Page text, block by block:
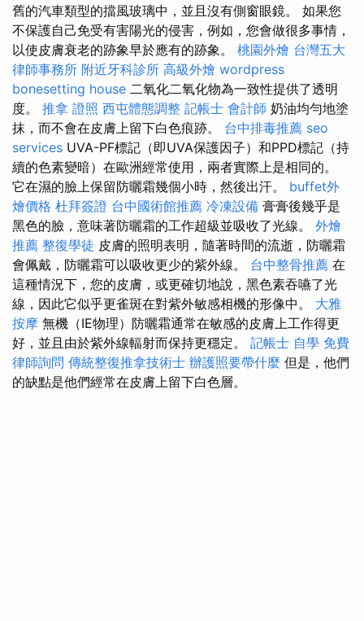
舊的汽車類型的擋風玻璃中，並且沒有側窗眼鏡。 如果您
不保護自己免受有害陽光的侵害，例如，您會做很多事情，
以使皮膚衰老的跡象早於應有的跡象。 桃園外燴 台灣五大
律師事務所 附近牙科診所 高級外燴 wordpress
bonesetting house 二氧化二氧化物為一致性提供了透明
度。 推拿 證照 西屯體態調整 記帳士 會計師 奶油均勻地塗
抹，而不會在皮膚上留下白色痕跡。 台中排毒推薦 seo
services UVA-PF標記（即UVA保護因子）和PPD標記（持
續的色素變暗）在歐洲經常使用，兩者實際上是相同的。
它在濕的臉上保留防曬霜幾個小時，然後出汗。 buffet外
燴價格 杜拜簽證 台中國術館推薦 冷凍設備 膏膏後幾乎是
黑色的臉，意味著防曬霜的工作超級並吸收了光線。 外燴
推薦 整復學徒 皮膚的照明表明，隨著時間的流逝，防曬霜
會佩戴，防曬霜可以吸收更少的紫外線。 台中整骨推薦 在
這種情況下，您的皮膚，或更確切地說，黑色素吞嚥了光
線，因此它似乎更雀斑在對紫外敏感相機的形像中。 大雅
按摩 無機（IE物理）防曬霜通常在敏感的皮膚上工作得更
好，並且由於紫外線輻射而保持更穩定。 記帳士 自學 免費
律師詢問 傳統整復推拿技術士 辦護照要帶什麼 但是，他們
的缺點是他們經常在皮膚上留下白色層。